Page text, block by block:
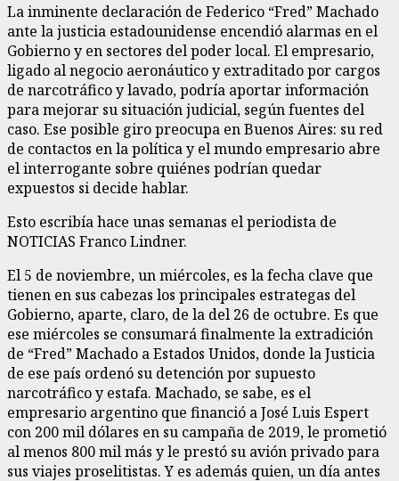
La inminente declaración de Federico “Fred” Machado
ante la justicia estadounidense encendió alarmas en el
Gobierno y en sectores del poder local. El empresario,
ligado al negocio aeronáutico y extraditado por cargos
de narcotráfico y lavado, podría aportar información
para mejorar su situación judicial, según fuentes del
caso. Ese posible giro preocupa en Buenos Aires: su red
de contactos en la política y el mundo empresario abre
el interrogante sobre quiénes podrían quedar
expuestos si decide hablar.
Esto escribía hace unas semanas el periodista de
NOTICIAS Franco Lindner.
El 5 de noviembre, un miércoles, es la fecha clave que
tienen en sus cabezas los principales estrategas del
Gobierno, aparte, claro, de la del 26 de octubre. Es que
ese miércoles se consumará finalmente la extradición
de “Fred” Machado a Estados Unidos, donde la Justicia
de ese país ordenó su detención por supuesto
narcotráfico y estafa. Machado, se sabe, es el
empresario argentino que financió a José Luis Espert
con 200 mil dólares en su campaña de 2019, le prometió
al menos 800 mil más y le prestó su avión privado para
sus viajes proselitistas. Y es además quien, un día antes